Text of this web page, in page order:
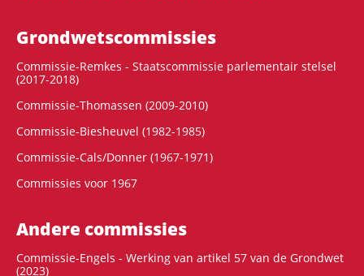
Grondwets­commissies
Commissie-Remkes - Staatscommissie parlementair stelsel
(2017-2018)
Commissie-Thomassen (2009-2010)
Commissie-Biesheuvel (1982-1985)
Commissie-Cals/Donner (1967-1971)
Commissies voor 1967
Andere commissies
Commissie-Engels - Werking van artikel 57 van de Grondwet
(2023)